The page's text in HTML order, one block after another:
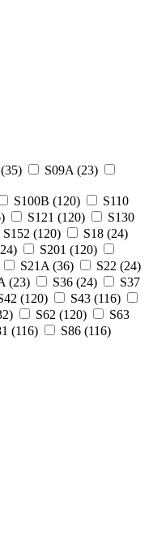
35) S09A (23)
S100B (120)
S110
) S121 (120)
S130
S152 (120) S18 (24)
24) S201 (120)
S21A (36) S22 (24)
(23) S36 (24)
S37
(120) S43 (116)
) S62 (120)
S63
(116) S86 (116)